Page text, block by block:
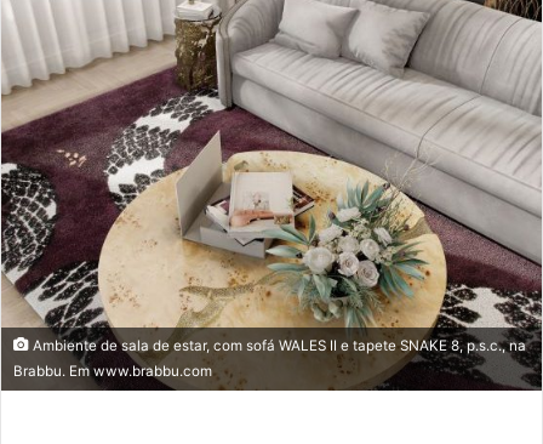
Ambiente de sala de estar, com sofá WALES II e tapete SNAKE 8, p.s.c., na
Brabbu. Em www.brabbu.com